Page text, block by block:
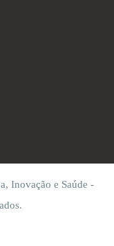
Inovação e Saúde -